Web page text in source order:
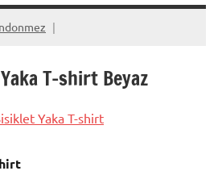
T-shirt Beyaz